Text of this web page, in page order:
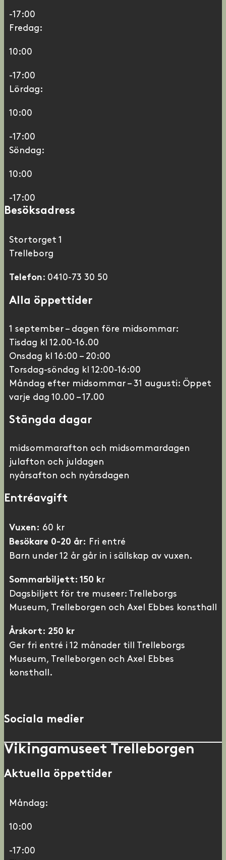
-17:00
Fredag:
10:00
-17:00
Lördag:
10:00
-17:00
Söndag:
10:00
-17:00
Besöksadress
Stortorget 1
Trelleborg
Telefon: 0410-73 30 50
Alla öppettider
1 september – dagen före midsommar:
Tisdag kl 12.00-16.00
Onsdag kl 16:00 – 20:00
Torsdag-söndag kl 12:00-16:00
Måndag efter midsommar – 31 augusti: Öppet
varje dag 10.00 – 17.00
Stängda dagar
midsommarafton och midsommardagen
julafton och juldagen
nyårsafton och nyårsdagen
Entréavgift
Vuxen: 60 kr
Besökare 0-20 år: Fri entré
Barn under 12 år går in i sällskap av vuxen.
Sommarbiljett: 150 kr
Dagsbiljett för tre museer: Trelleborgs
Museum, Trelleborgen och Axel Ebbes konsthall
Årskort: 250 kr
Ger fri entré i 12 månader till Trelleborgs
Museum, Trelleborgen och Axel Ebbes
konsthall.
Sociala medier
Vikingamuseet Trelleborgen
Aktuella öppettider
Måndag:
10:00
-17:00